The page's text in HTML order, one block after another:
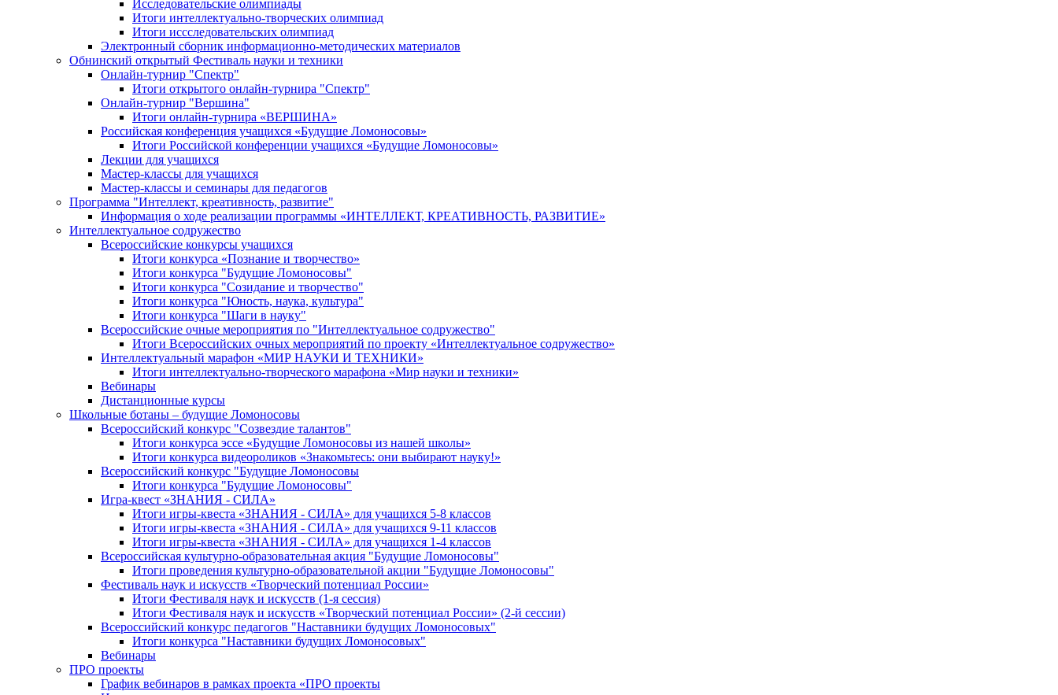
Исследовательские олимпиады
Итоги интеллектуально-творческих олимпиад
Итоги иссследовательских олимпиад
Электронный сборник информационно-методических материалов
Обнинский открытый Фестиваль науки и техники
Онлайн-турнир "Спектр"
Итоги открытого онлайн-турнира "Спектр"
Онлайн-турнир "Вершина"
Итоги онлайн-турнира «ВЕРШИНА»
Российская конференция учащихся «Будущие Ломоносовы»
Итоги Российской конференции учащихся «Будущие Ломоносовы»
Лекции для учащихся
Мастер-классы для учащихся
Мастер-классы и семинары для педагогов
Программа "Интеллект, креативность, развитие"
Информация о ходе реализации программы «ИНТЕЛЛЕКТ, КРЕАТИВНОСТЬ, РАЗВИТИЕ»
Интеллектуальное содружество
Всероссийские конкурсы учащихся
Итоги конкурса «Познание и творчество»
Итоги конкурса "Будущие Ломоносовы"
Итоги конкурса "Созидание и творчество"
Итоги конкурса "Юность, наука, культура"
Итоги конкурса "Шаги в науку"
Всероссийские очные мероприятия по "Интеллектуальное содружество"
Итоги Всероссийских очных мероприятий по проекту «Интеллектуальное содружество»
Интеллектуальный марафон «МИР НАУКИ И ТЕХНИКИ»
Итоги интеллектуально-творческого марафона «Мир науки и техники»
Вебинары
Дистанционные курсы
Школьные ботаны – будущие Ломоносовы
Всероссийский конкурс "Созвездие талантов"
Итоги конкурса эссе «Будущие Ломоносовы из нашей школы»
Итоги конкурса видеороликов «Знакомьтесь: они выбирают науку!»
Всероссийский конкурс "Будущие Ломоносовы
Итоги конкурса "Будущие Ломоносовы"
Игра-квест «ЗНАНИЯ - СИЛА»
Итоги игры-квеста «ЗНАНИЯ - СИЛА» для учащихся 5-8 классов
Итоги игры-квеста «ЗНАНИЯ - СИЛА» для учащихся 9-11 классов
Итоги игры-квеста «ЗНАНИЯ - СИЛА» для учащихся 1-4 классов
Всероссийская культурно-образовательная акция "Будущие Ломоносовы"
Итоги проведения культурно-образовательной акции "Будущие Ломоносовы"
Фестиваль наук и искусств «Творческий потенциал России»
Итоги Фестиваля наук и искусств (1-я сессия)
Итоги Фестиваля наук и искусств «Творческий потенциал России» (2-й сессии)
Всероссийский конкурс педагогов "Наставники будущих Ломоносовых"
Итоги конкурса "Наставники будущих Ломоносовых"
Вебинары
ПРО проекты
График вебинаров в рамках проекта «ПРО проекты